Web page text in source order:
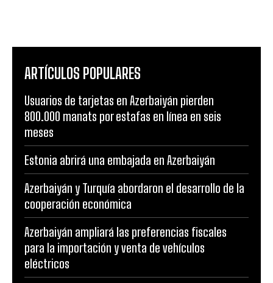
ARTÍCULOS POPULARES
Usuarios de tarjetas en Azerbaiyán pierden
800.000 manats por estafas en línea en seis
meses
Estonia abrirá una embajada en Azerbaiyán
Azerbaiyán y Turquía abordaron el desarrollo de la
cooperación económica
Azerbaiyán ampliará las preferencias fiscales
para la importación y venta de vehículos
eléctricos